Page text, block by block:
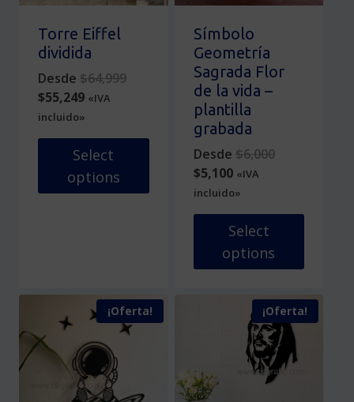
la
página
de
elegir
en
la
página
de
producto
Torre Eiffel
dividida
Desde $64,999Original
$64,999.
$55,249Current
price
is:
$55,249.
«IVA
incluido»
Select
options
Las
opciones
se
pueden
elegir
Símbolo
Geometría
Sagrada Flor
de la vida –
plantilla
grabada
Desde $6,000Original
$6,000.
$5,100Current
price
is:
$5,100.
«IVA
incluido»
Select
options
variantes.
Las
opciones
¡Oferta! ¡Oferta!